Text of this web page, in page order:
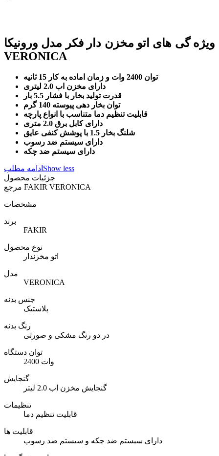
ویژه گی های اتو مخزن دار فکر مدل ورونیکا
VERONICA
توان 2400 وات و زمان اماده به کار 15 ثانیه
دارای مخزن اب 2.0 لیتری
قدرت تولید بخار با فشار 5.5 بار
توان بخار دهی پیوسته 140 گرم
قابلیت تنظیم دما متناسب با انواع پارچه
دارای کابل برق 2.0 متری
شلنگ بخار 1.5 با پوشش کنفی عایق
دارای سیستم ضد رسوب
دارای سیستم ضد چکه
ادامه مطلب Show less
جزئیات محصول
FAKIR VERONICA
مشخصات
برند
FAKIR
نوع محصول
اتو مخزندار
مدل
VERONICA
جنس بدنه
پلاستیک
رنگ بدنه
در دو رنگ مشکی و صورتی
توان دستگاه
2400 وات
گنجایش
گنجایش مخزن اب 2.0 لیتر
تنظیمات
قابلیت تنظیم دما
قابلیت ها
دارای سیستم ضد چکه و سیستم ضد رسوب